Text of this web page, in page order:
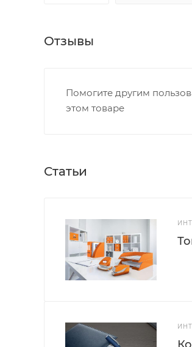
Отзывы
Помогите другим
этом товаре
Статьи